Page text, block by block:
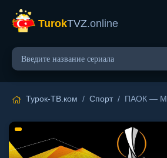
TurokTVZ.online
Турок-ТВ.ком / Спорт/ ПАОК — Маккаби Т-А